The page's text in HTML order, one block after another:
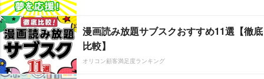
漫画読み放題サブスクおすすめ11選【徹底
比較】
オリコン顧客満足度ランキング